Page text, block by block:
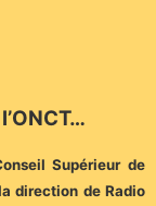
Supérieur de
direction de Radio